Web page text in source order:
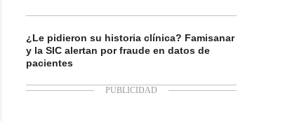
¿Le pidieron su historia clínica? Famisanar
y la SIC alertan por fraude en datos de
pacientes